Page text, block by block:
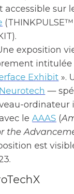
accessible sur
exposition
intitulée
Exhibit ».
—
ordinateur
leAAAS (
the
est